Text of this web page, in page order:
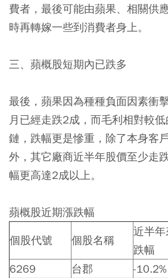
費者，最後可能由蘋果、相關供
時再轉嫁一些到消費者身上。
三、蘋概股短期內已跌多
最後，蘋果因為種種負面因素衝
月已經走跌2成，而毛利相對較
鏈，跌幅更是慘重，除了本身客
外，其它廠商近半年股價至少走
幅更高達2成以上。
蘋概股近期漲跌幅
個股代號 個股名稱
近半年
跌幅
6269
台郡 -10.2%